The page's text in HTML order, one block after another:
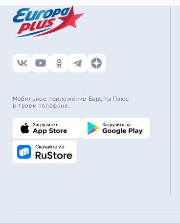
Мобильное приложение Европы Плюс
в твоем телефоне.